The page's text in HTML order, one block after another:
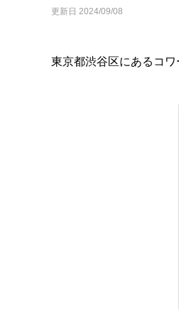
更新日 2024/09/08
東京都渋谷区にあるコ